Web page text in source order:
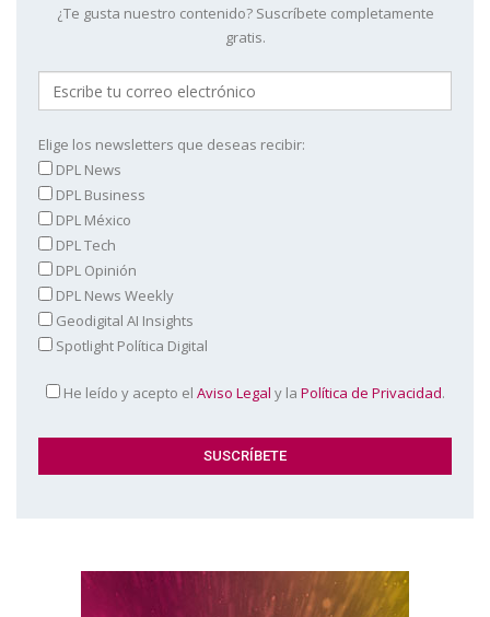
¿Te gusta nuestro contenido? Suscríbete completamente
gratis.
Elige los newsletters que deseas recibir:
DPL News
DPL Business
DPL México
DPL Tech
DPL Opinión
DPL News Weekly
Geodigital AI Insights
Spotlight Política Digital
He leído y acepto el Aviso Legal y la Política de Privacidad.